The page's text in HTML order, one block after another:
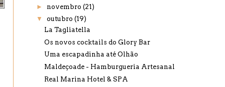
► novembro (21)
▼ outubro (19)
La Tagliatella
Os novos cocktails do Glory Bar
Uma escapadinha até Olhão
Maldeçoade - Hamburgueria Artesanal
Real Marina Hotel & SPA